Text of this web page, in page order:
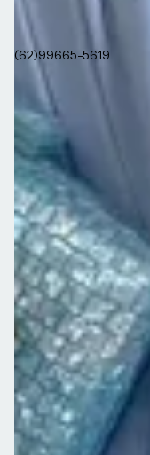
R. 135, 59 - St. Marista,
Política de Privacidade
Dúvidas frequentes
Informações Gerais
Política de trocas
Trabalhe conosco
Horário de
Loja física em Goiânia
Rastreio
Política de Vendas
Seg a Sex de 08h às